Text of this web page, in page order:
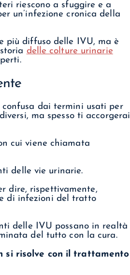
riescono a sfuggire e a
un’infezione cronica della
più diffuso delle IVU, ma è
delle colture urinarie
confusa dai termini usati per
ma spesso ti accorgerai
delle vie urinarie.
dire, rispettivamente,
di infezioni del tratto
delle IVU possano in realtà
del tutto con la cura.
si risolve con il trattamento